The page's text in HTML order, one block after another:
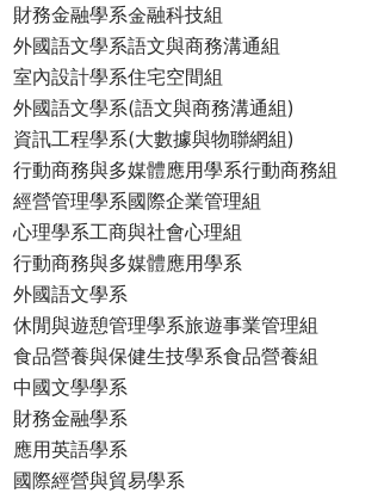
財務金融學系金融科技組
外國語文學系語文與商務溝通組
室內設計學系住宅空間組
外國語文學系(語文與商務溝通組)
資訊工程學系(大數據與物聯網組)
行動商務與多媒體應用學系行動商務組
經營管理學系國際企業管理組
心理學系工商與社會心理組
行動商務與多媒體應用學系
外國語文學系
休閒與遊憩管理學系旅遊事業管理組
食品營養與保健生技學系食品營養組
中國文學學系
財務金融學系
應用英語學系
國際經營與貿易學系